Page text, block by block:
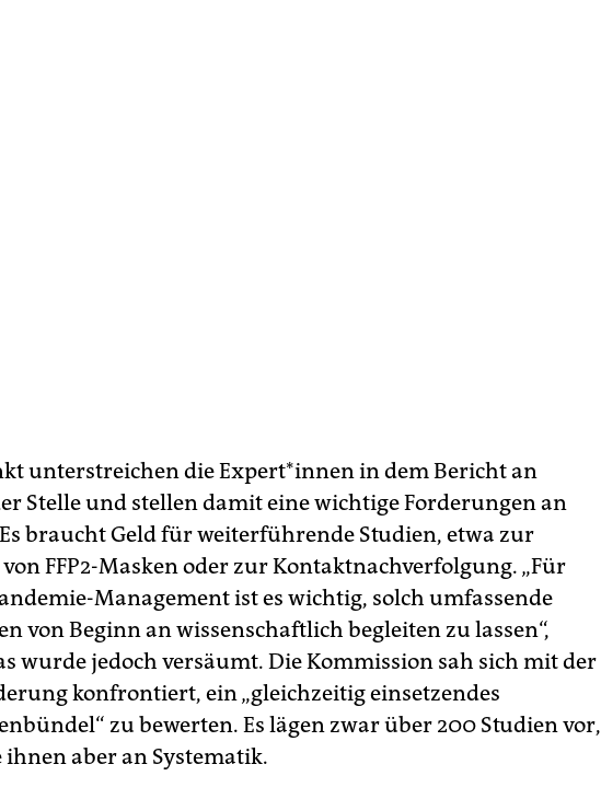
unterstreichen die Ex­per­t*in­nen in dem Bericht an
Stelle und stellen damit eine wichtige Forderungen an
braucht Geld für weiterführende Studien, etwa zur
FFP2-Masken oder zur Kontaktnachverfolgung. „Für
­Management ist es wichtig, solch umfassende
von Beginn an wissenschaftlich begleiten zu lassen“,
wurde jedoch versäumt. Die Kommission sah sich mit der
konfrontiert, ein „gleichzeitig einsetzendes
zu bewerten. Es lägen zwar über 200 Studien vor,
ihnen aber an Systematik.